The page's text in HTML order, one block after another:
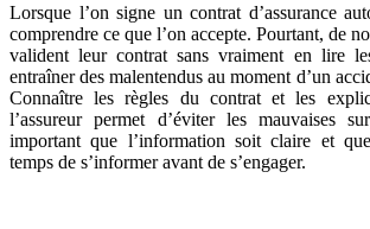
Lorsque l’on signe un contrat d’assurance
comprendre ce que l’on accepte. Pourtant, de
valident leur contrat sans vraiment en lire
entraîner des malentendus au moment d’un
Connaître les règles du contrat et les
l’assureur permet d’éviter les mauvaises
important que l’information soit claire et
temps de s’informer avant de s’engager.